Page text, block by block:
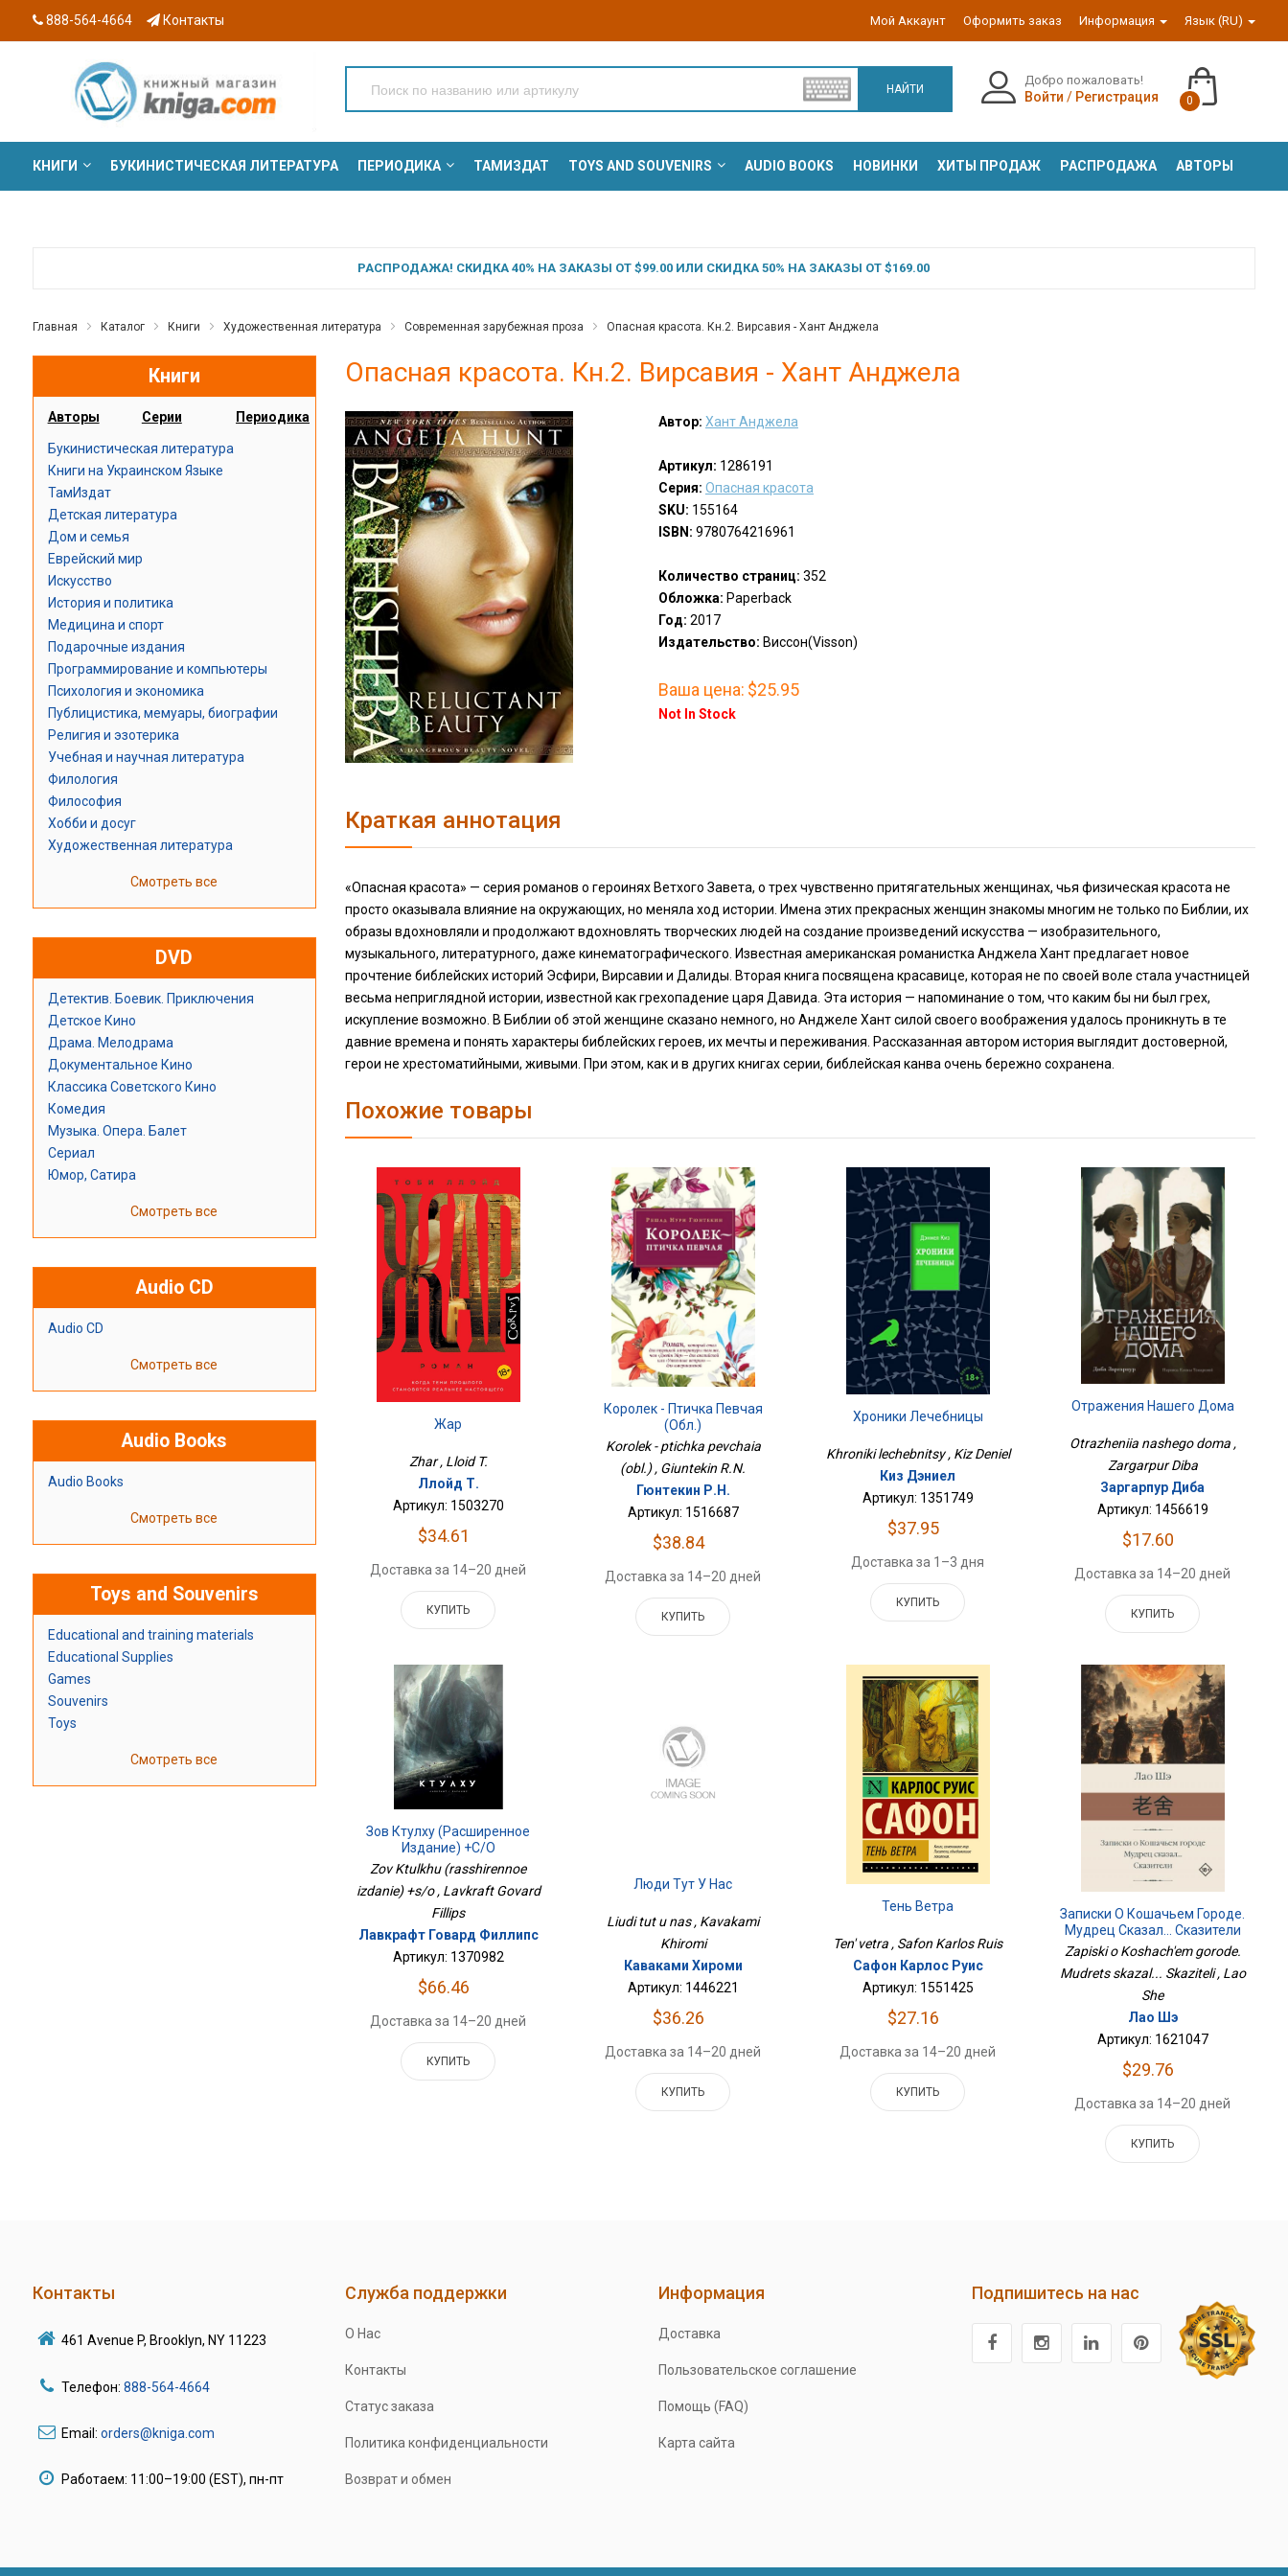
888-564-4664 Контакты Мой Аккаунт Оформить заказ Информация Язык (RU)
НАЙТИ
Добро пожаловать!
Войти / Регистрация 0
КНИГИ БУКИНИСТИЧЕСКАЯ ЛИТЕРАТУРА ПЕРИОДИКА ТАМИЗДАТ TOYS AND SOUVENIRS AUDIO BOOKS НОВИНКИ ХИТЫ ПРОДАЖ РАСПРОДАЖА АВТОРЫ
РАСПРОДАЖА! СКИДКА 40% НА ЗАКАЗЫ ОТ $99.00 ИЛИ СКИДКА 50% НА ЗАКАЗЫ ОТ $169.00
Главная Каталог Книги Художественная литература Современная зарубежная проза Опасная красота. Кн.2. Вирсавия - Хант Анджела
Книги
Авторы Серии Периодика
Букинистическая литература
Книги на Украинском Языке
ТамИздат
Детская литература
Дом и семья
Еврейский мир
Искусство
История и политика
Медицина и спорт
Подарочные издания
Программирование и компьютеры
Психология и экономика
Публицистика, мемуары, биографии
Религия и эзотерика
Учебная и научная литература
Филология
Философия
Хобби и досуг
Художественная литература
Смотреть все
DVD
Детектив. Боевик. Приключения
Детское Кино
Драма. Мелодрама
Документальное Кино
Классика Советского Кино
Комедия
Музыка. Опера. Балет
Сериал
Юмор, Сатира
Смотреть все
Audio CD
Audio CD
Смотреть все
Audio Books
Audio Books
Смотреть все
Toys and Souvenirs
Educational and training materials
Educational Supplies
Games
Souvenirs
Toys
Смотреть все
Опасная красота. Кн.2. Вирсавия - Хант Анджела
Автор: Хант Анджела
Артикул: 1286191
Серия: Опасная красота
SKU: 155164
ISBN: 9780764216961
Количество страниц: 352
Обложка: Paperback
Год: 2017
Издательство: Виссон(Visson)
Ваша цена: $25.95
Not In Stock
Краткая аннотация
«Опасная красота» — серия романов о героинях Ветхого Завета, о трех чувственно притягательных женщинах, чья физическая красота не
просто оказывала влияние на окружающих, но меняла ход истории. Имена этих прекрасных женщин знакомы многим не только по Библии, их
образы вдохновляли и продолжают вдохновлять творческих людей на создание произведений искусства — изобразительного,
музыкального, литературного, даже кинематографического. Известная американская романистка Анджела Хант предлагает новое
прочтение библейских историй Эсфири, Вирсавии и Далиды. Вторая книга посвящена красавице, которая не по своей воле стала участницей
весьма неприглядной истории, известной как грехопадение царя Давида. Эта история — напоминание о том, что каким бы ни был грех,
искупление возможно. В Библии об этой женщине сказано немного, но Анджеле Хант силой своего воображения удалось проникнуть в те
давние времена и понять характеры библейских героев, их мечты и переживания. Рассказанная автором история выглядит достоверной,
герои не хрестоматийными, живыми. При этом, как и в других книгах серии, библейская канва очень бережно сохранена.
Похожие товары
Жар
Zhar , Lloid T.
Ллойд Т.
Артикул: 1503270
$34.61
Доставка за 14–20 дней
КУПИТЬ
Королек - Птичка Певчая
(обл.)
Korolek - ptichka pevchaia
(obl.) , Giuntekin R.N.
Гюнтекин Р.Н.
Артикул: 1516687
$38.84
Доставка за 14–20 дней
КУПИТЬ
Хроники Лечебницы
Khroniki lechebnitsy , Kiz Deniel
Киз Дэниел
Артикул: 1351749
$37.95
Доставка за 1–3 дня
КУПИТЬ
Отражения Нашего Дома
Otrazheniia nashego doma ,
Zargarpur Diba
Заргарпур Диба
Артикул: 1456619
$17.60
Доставка за 14–20 дней
КУПИТЬ
Зов Ктулху (расширенное
Издание) +с/о
Zov Ktulkhu (rasshirennoe
izdanie) +s/o , Lavkraft Govard
Fillips
Лавкрафт Говард Филлипс
Артикул: 1370982
$66.46
Доставка за 14–20 дней
КУПИТЬ
Люди Тут У Нас
Liudi tut u nas , Kavakami
Khiromi
Каваками Хироми
Артикул: 1446221
$36.26
Доставка за 14–20 дней
КУПИТЬ
Тень Ветра
Ten' vetra , Safon Karlos Ruis
Сафон Карлос Руис
Артикул: 1551425
$27.16
Доставка за 14–20 дней
КУПИТЬ
Записки О Кошачьем Городе.
Мудрец Сказал... Сказители
Zapiski o Koshach'em gorode.
Mudrets skazal... Skaziteli , Lao
She
Лао Шэ
Артикул: 1621047
$29.76
Доставка за 14–20 дней
КУПИТЬ
Контакты
461 Avenue P, Brooklyn, NY 11223
Телефон: 888-564-4664
Email: orders@kniga.com
Работаем: 11:00–19:00 (EST), пн-пт
Служба поддержки
О Нас
Контакты
Статус заказа
Политика конфиденциальности
Возврат и обмен
Информация
Доставка
Пользовательское соглашение
Помощь (FAQ)
Карта сайта
Подпишитесь на нас